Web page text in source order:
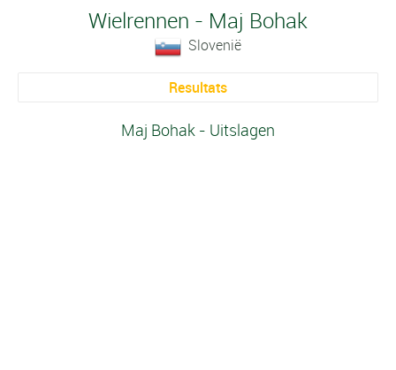
Wielrennen - Maj Bohak
Slovenië
Resultats
Maj Bohak - Uitslagen